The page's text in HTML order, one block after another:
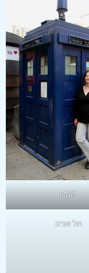
לונדון
תל אביב